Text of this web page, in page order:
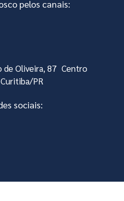
pelos canais:
de Oliveira, 87 Centro
PR
sociais: